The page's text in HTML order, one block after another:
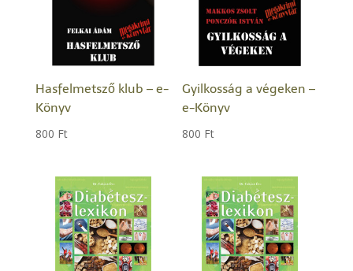
Hasfelmetsző klub – e-
Könyv
800 Ft
Gyilkosság a végeken –
e-Könyv
800 Ft